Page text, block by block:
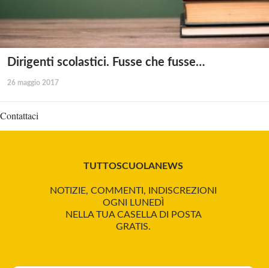
Dirigenti scolastici. Fusse che fusse…
26 maggio 2017
Contattaci
TUTTOSCUOLANEWS
NOTIZIE, COMMENTI, INDISCREZIONI
OGNI LUNEDÌ
NELLA TUA CASELLA DI POSTA
GRATIS.